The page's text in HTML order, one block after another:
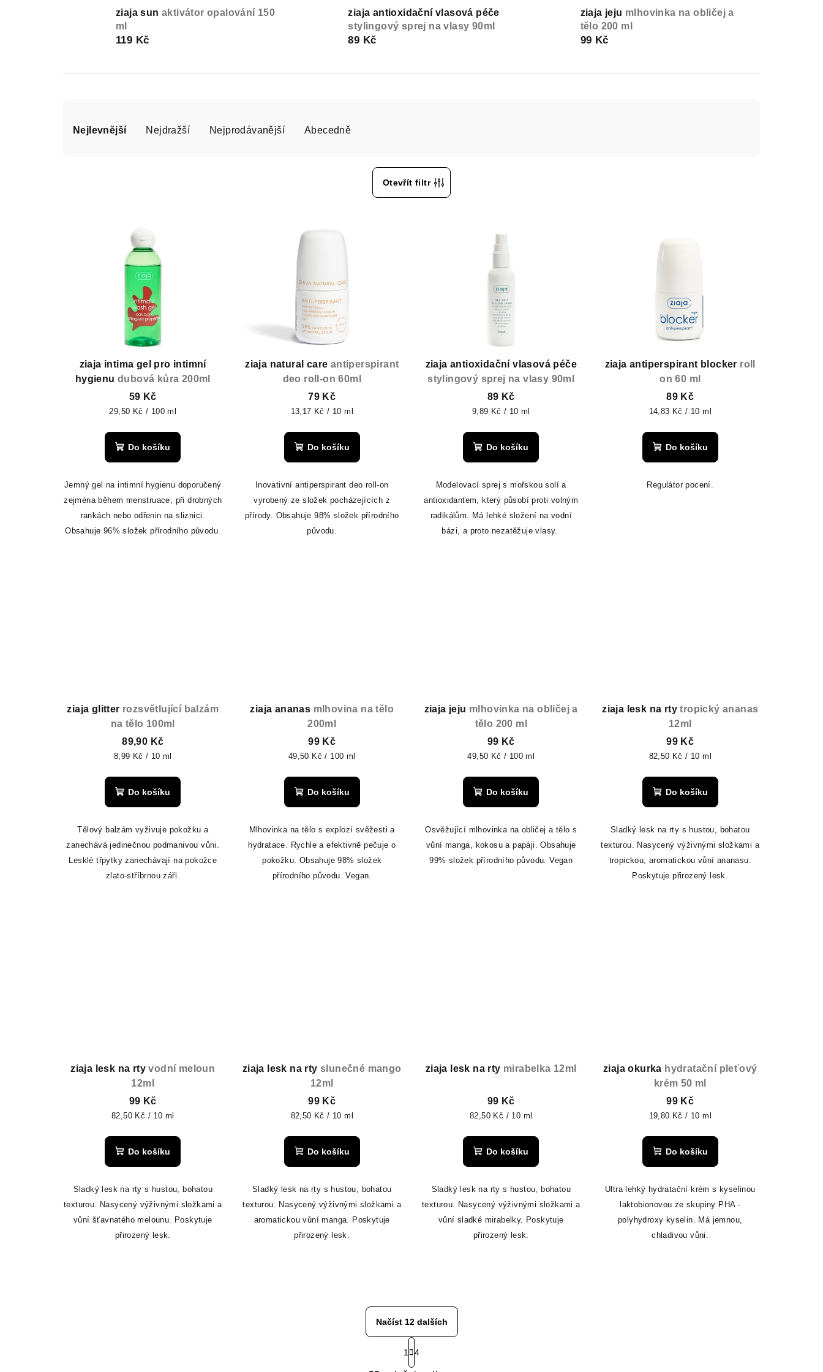
ziaja sunaktivátor opalování 150
ml
119 Kč
ziaja antioxidační vlasová péče
stylingový sprej na vlasy 90ml
89 Kč
ziaja jeju mlhovinka na obličej a
tělo 200 ml
99 Kč
aNejlevnější Nejdražší Nejprodávanější Abecedně
Otevřít filtr
t
ů
ziaja intima gel pro intimní
hygienu dubová kůra 200ml
59 Kč
Měrná
29,50 Kč / 100 ml
Do košíku
Jemný gel na intimní hygienu doporučený
zejména během menstruace, při drobných
rankách nebo odřenin na sliznici.
Obsahuje 96% složek přírodního původu.
ziaja natural care antiperspirant
deo roll-on 60ml
79 Kč
Měrná
13,17 Kč / 10 ml
Do košíku
Inovativní antiperspirant deo roll-on
vyrobený ze složek pocházejících z
přírody. Obsahuje 98% složek přírodního
původu.
ziaja antioxidační vlasová péče
stylingový sprej na vlasy 90ml
89 Kč
Měrná
9,89 Kč / 10 ml
Do košíku
Modelovací sprej s mořskou solí a
antioxidantem, který působí proti volným
radikálům. Má lehké složení na vodní
bázi, a proto nezatěžuje vlasy.
ziaja antiperspirant blocker roll
on 60 ml
89 Kč
Měrná
14,83 Kč / 10 ml
Do košíku
Regulátor pocení.
ziaja glitter rozsvětlující balzám
na tělo 100ml
89,90 Kč
Měrná
8,99 Kč / 10 ml
Do košíku
Tělový balzám vyživuje pokožku a
zanechává jedinečnou podmanivou vůni.
Lesklé třpytky zanechávají na pokožce
zlato-stříbrnou záři.
ziaja ananas mlhovina na tělo
200ml
99 Kč
Měrná
49,50 Kč / 100 ml
Do košíku
Mlhovinka na tělo s explozí svěžesti a
hydratace. Rychle a efektivně pečuje o
pokožku. Obsahuje 98% složek
přírodního původu. Vegan.
ziaja jeju mlhovinka na obličej a
tělo 200 ml
99 Kč
Měrná
49,50 Kč / 100 ml
Do košíku
Osvěžující mlhovinka na obličej a tělo s
vůní manga, kokosu a papáji. Obsahuje
99% složek přírodního původu. Vegan
ziaja lesk na rtytropický ananas
12ml
99 Kč
Měrná
82,50 Kč / 10 ml
Do košíku
Sladký lesk na rty s hustou, bohatou
texturou. Nasycený výživnými složkami a
tropickou, aromatickou vůní ananasu.
Poskytuje přirozený lesk.
ziaja lesk na rtyvodní meloun
12ml
99 Kč
Měrná
82,50 Kč / 10 ml
Do košíku
Sladký lesk na rty s hustou, bohatou
texturou. Nasycený výživnými složkami a
vůní šťavnatého melounu. Poskytuje
přirozený lesk.
ziaja lesk na rtyslunečné mango
12ml
99 Kč
Měrná
82,50 Kč / 10 ml
Do košíku
Sladký lesk na rty s hustou, bohatou
texturou. Nasycený výživnými složkami a
aromatickou vůní manga. Poskytuje
přirozený lesk.
ziaja lesk na rty mirabelka 12ml
99 Kč
Měrná
82,50 Kč / 10 ml
Do košíku
Sladký lesk na rty s hustou, bohatou
texturou. Nasycený výživnými složkami a
vůní sladké mirabelky. Poskytuje
přirozený lesk.
ziaja okurka hydratační pleťový
krém 50 ml
99 Kč
Měrná
19,80 Kč / 10 ml
Do košíku
Ultra lehký hydratační krém s kyselinou
laktobionovou ze skupiny PHA -
polyhydroxy kyselin. Má jemnou,
chladivou vůni.
O
Načíst 12 dalších
S
t
1 4